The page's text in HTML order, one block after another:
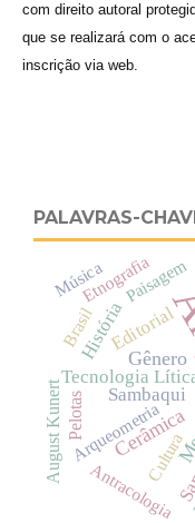
com direito autoral
que se realizará com o
inscrição via web.
PALAVRAS-
Cerâmica
Gênero
Tecnologia
Editorial
Sambaqui
História
Paisagem
Etnografia
Cultura
Arqueometria
Antracologia
Pelotas
Brasil
August Kunert
Música